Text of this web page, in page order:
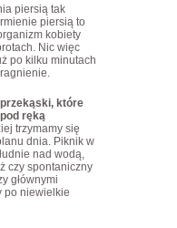
piersią tak
piersią to
kobiety
Nic więc
po kilku minutach
które
ręką
trzymamy się
dnia. Piknik w
nad wodą,
czy spontaniczny
głównymi
po niewielkie